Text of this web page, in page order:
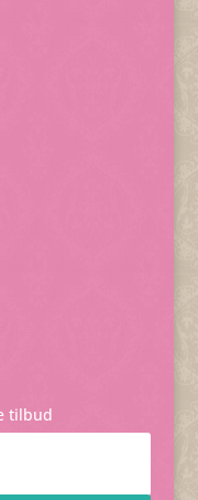
tilbud